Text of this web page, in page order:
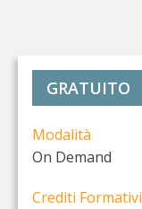
GRATUITO
Modalità
On Demand
Crediti Formativi